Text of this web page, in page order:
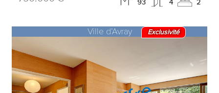
93 4 2
Exclusivité
Ville d’Avray